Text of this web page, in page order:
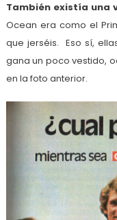
También existía una
Ocean era como el
que jerséis. Eso sí,
gana un poco vestido,
en la foto anterior.